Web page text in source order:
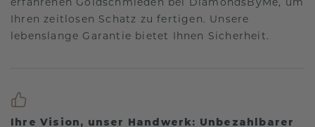
erfahrenen Goldschmieden bei DiamondsByMe, um
Ihren zeitlosen Schatz zu fertigen. Unsere
lebenslange Garantie bietet Ihnen Sicherheit.
Ihre Vision, unser Handwerk: Unbezahlbarer